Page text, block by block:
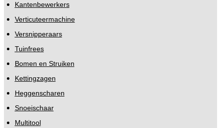
Kantenbewerkers
Verticuteermachine
Versnipperaars
Tuinfrees
Bomen en Struiken
Kettingzagen
Heggenscharen
Snoeischaar
Multitool